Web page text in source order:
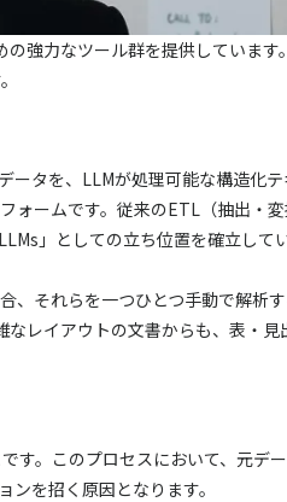
強力なツール群を提供しています
タを、LLMが処理可能な構造化テ
ォームです。従来のETL（抽出・変
」としての立ち位置を確立して
、それらを一つひとつ手動で解析
レイアウトの文書からも、表・見
す。このプロセスにおいて、元デ
を招く原因となります。